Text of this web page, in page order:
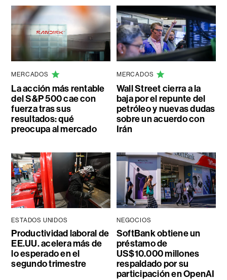
MERCADOS
La acción más rentable
del S&P 500 cae con
fuerza tras sus
resultados: qué
preocupa al mercado
MERCADOS
Wall Street cierra a la
baja por el repunte del
petróleo y nuevas dudas
sobre un acuerdo con
Irán
ESTADOS UNIDOS
Productividad laboral de
EE.UU. acelera más de
lo esperado en el
segundo trimestre
NEGOCIOS
SoftBank obtiene un
préstamo de
US$10.000 millones
respaldado por su
participación en OpenAI